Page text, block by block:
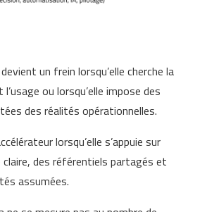
un frein lorsqu’elle cherche la
ou lorsqu’elle impose des
des réalités opérationnelles.
lorsqu’elle s’appuie sur
des référentiels partagés et
assumées.